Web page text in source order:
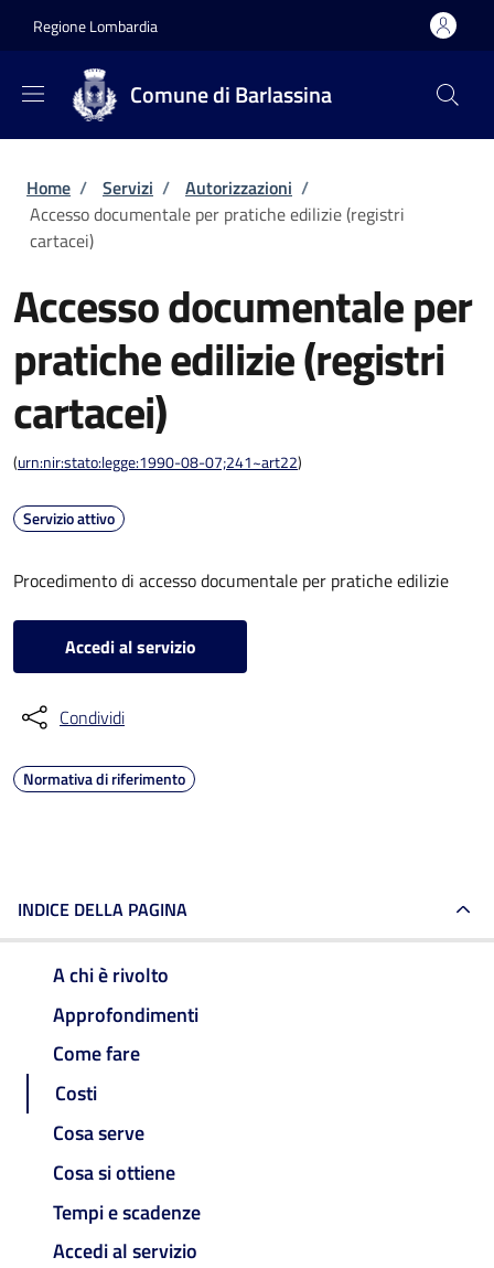
Regione Lombardia
Comune di Barlassina
Briciole di pane
Home / Servizi / Autorizzazioni /
Accesso documentale per pratiche edilizie (registri
cartacei)
Accesso documentale per
pratiche edilizie (registri
cartacei)
(urn:nir:stato:legge:1990-08-07;241~art22)
Servizio attivo
Procedimento di accesso documentale per pratiche edilizie
Accedi al servizio
Condividi
Normativa di riferimento
INDICE DELLA PAGINA
A chi è rivolto
Approfondimenti
Come fare
Costi
Cosa serve
Cosa si ottiene
Tempi e scadenze
Accedi al servizio